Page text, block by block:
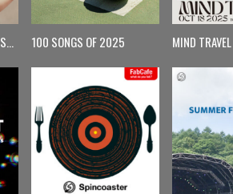
【月曜更新】Monday Spin 100 SONGS OF 2025 MIND TRAVEL